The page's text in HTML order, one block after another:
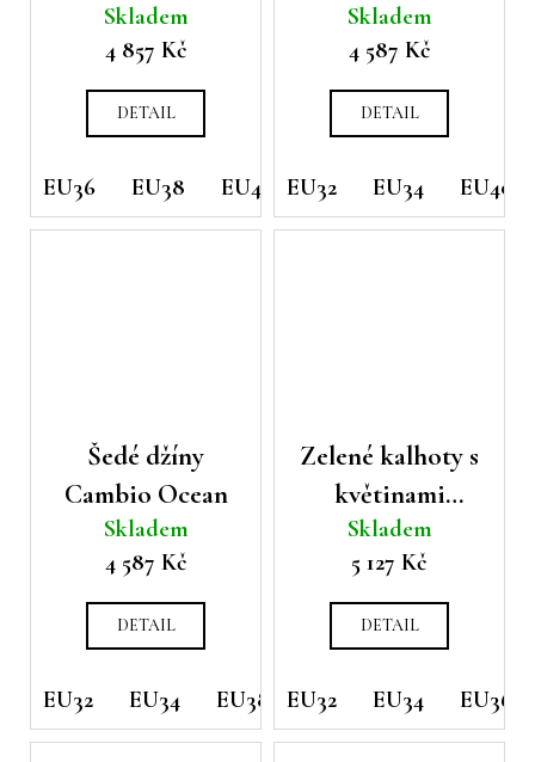
Cambio Piper
Skladem
4 857 Kč
DETAIL
EU36 EU38 EU40 EU42 EU44
Skladem
4 587 Kč
DETAIL
EU32 EU34 EU40
Šedé džíny
Cambio Ocean
Skladem
4 587 Kč
DETAIL
EU32 EU34 EU38 EU40 EU42
Zelené kalhoty s
květinami
Cambio
Clementine
Skladem
5 127 Kč
DETAIL
EU32 EU34 EU36